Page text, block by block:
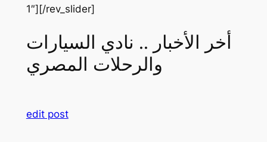
1″][/rev_slider]
أخر الأخبار .. نادي السيارات
والرحلات المصري
edit post